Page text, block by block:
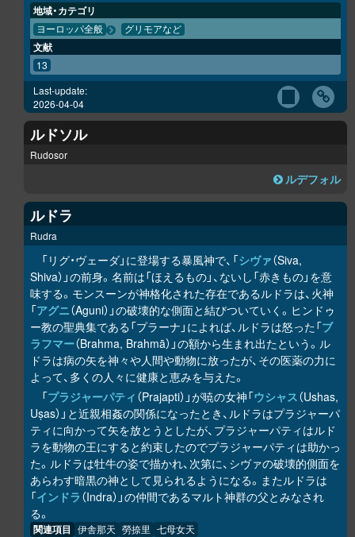
地域・カテゴリ
ヨーロッパ全般 グリモアなど
文献
13
Last-update:
2026-04-04
ルドソル
Rudosor
ルデフォル
ルドラ
Rudra
「リグ・ヴェーダ」に登場する暴風神で、「シヴァ（Siva,
Shiva）」の前身。名前は「ほえるもの」、ないし「赤きもの」を意
味する。モンスーンが神格化された存在であるルドラは、火神
「アグニ（Aguni）」の破壊的な側面と結びついていく。ヒンドゥ
ー教の聖典集である「プラーナ」によれば、ルドラは怒った「ブ
ラフマー（Brahma, Brahmā）」の額から生まれ出たという。ル
ドラは病の矢を神々や人間や動物に放ったが、その医薬の力に
よって、多くの人々に健康と恵みを与えた。
「プラジャーパティ （Prajapti）」が暁の女神「ウシャス（Ushas,
Uṣas）」と近親相姦の関係になったとき、ルドラはプラジャーパ
ティに向かって矢を放とうとしたが、プラジャーパティはルド
ラを動物の王にすると約束したのでプラジャーパティは助かっ
た。ルドラは牡牛の姿で描かれ、次第に、シヴァの破壊的側面を
あらわす暗黒の神として見られるようになる。またルドラは
「インドラ （Indra）」の仲間であるマルト神群の父とみなされ
る。
関連項目 伊舎那天 勞捺里 七母女天